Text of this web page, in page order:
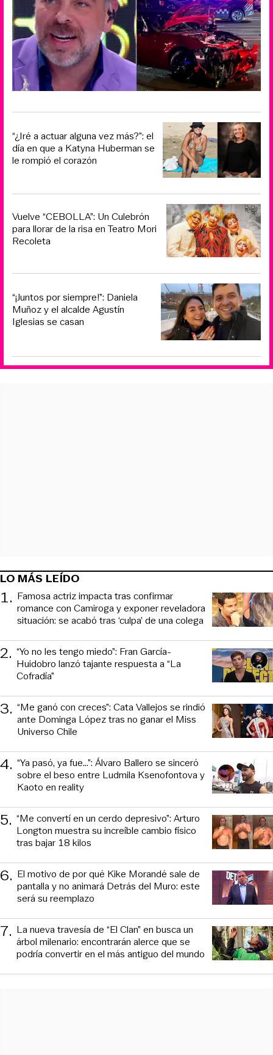
“¿Iré a actuar alguna vez más?”: el
día en que a Katyna Huberman se
le rompió el corazón
Vuelve “CEBOLLA”: Un Culebrón
para llorar de la risa en Teatro Mori
Recoleta
“¡Juntos por siempre!”: Daniela
Muñoz y el alcalde Agustín
Iglesias se casan
LO MÁS LEÍDO
1. Famosa actriz impacta tras confirmar
romance con Camiroga y exponer reveladora
situación: se acabó tras ‘culpa’ de una colega
2. “Yo no les tengo miedo”: Fran García-
Huidobro lanzó tajante respuesta a “La
Cofradía”
3. “Me ganó con creces”: Cata Vallejos se rindió
ante Dominga López tras no ganar el Miss
Universo Chile
4. “Ya pasó, ya fue...”: Álvaro Ballero se sinceró
sobre el beso entre Ludmila Ksenofontova y
Kaoto en reality
5. “Me convertí en un cerdo depresivo”: Arturo
Longton muestra su increíble cambio físico
tras bajar 18 kilos
6. El motivo de por qué Kike Morandé sale de
pantalla y no animará Detrás del Muro: este
será su reemplazo
7. La nueva travesía de “El Clan” en busca un
árbol milenario: encontrarán alerce que se
podría convertir en el más antiguo del mundo